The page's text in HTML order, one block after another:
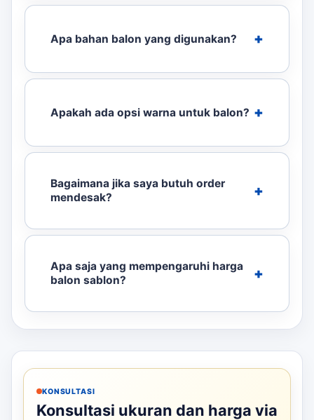
Apa bahan balon yang digunakan?
Apakah ada opsi warna untuk balon?
Bagaimana jika saya butuh order
mendesak?
Apa saja yang mempengaruhi harga
balon sablon?
KONSULTASI
Konsultasi ukuran dan harga via